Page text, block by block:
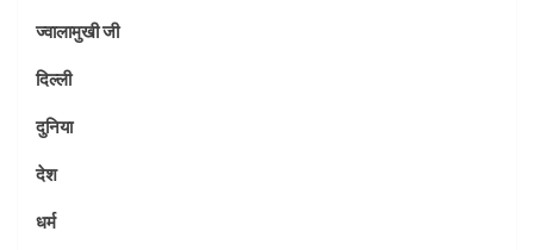
ज्वालामुखी जी
दिल्ली
दुनिया
देश
धर्म